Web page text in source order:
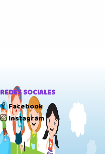
REDES SOCIALES
Facebook
Instagram